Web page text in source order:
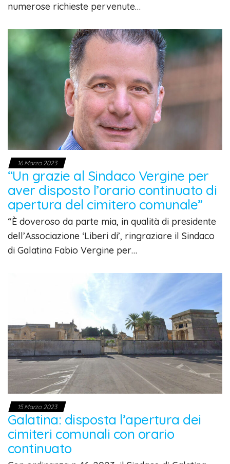
numerose richieste pervenute…
16 Marzo 2023
“Un grazie al Sindaco Vergine per
aver disposto l’orario continuato di
apertura del cimitero comunale”
“È doveroso da parte mia, in qualità di presidente
dell’Associazione ‘Liberi di’, ringraziare il Sindaco
di Galatina Fabio Vergine per…
15 Marzo 2023
Galatina: disposta l’apertura dei
cimiteri comunali con orario
continuato